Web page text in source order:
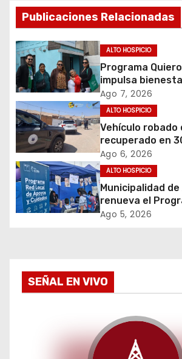
e
g
a
c
i
ó
n
d
e
t
Publicaciones Relacionadas
ALTO HOSPICIO
Programa
impulsa
envejecimiento
adultos mayores
Hospicio
Ago 7, 2026
ALTO HOSPICIO
Vehículo robado
recuperado en
gracias a
Ago 6, 2026
ALTO HOSPICIO
Municipalidad
renueva el
de Apoyos y
Ago 5, 2026
SEÑAL EN VIVO